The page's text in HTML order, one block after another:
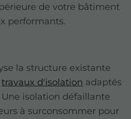
de votre bâtiment
performants.
la structure existante
travaux d'isolation adaptés
isolation défaillante
à surconsommer pour